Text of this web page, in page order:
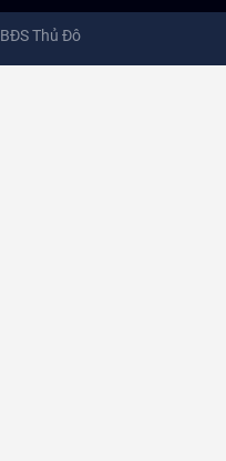
BĐS Thủ Đô